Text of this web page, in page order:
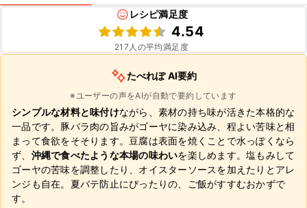
レシピ満足度
4.54
217 人の平均満足度
たべれぽ AI要約
※ユーザーの声をAIが自動で要約しています
シンプルな材料と味付けながら、素材の持ち味が活きた本格的な
一品です。豚バラ肉の旨みがゴーヤに染み込み、程よい苦味と相
まって食欲をそそります。豆腐は表面を焼くことで水っぽくなら
ず、 沖縄で食べたような本場の味わいを楽しめます。塩もみして
ゴーヤの苦味を調整したり、オイスターソースを加えたりとアレ
ンジも自在。夏バテ防止にぴったりの、ご飯がすすむおかずで
す。